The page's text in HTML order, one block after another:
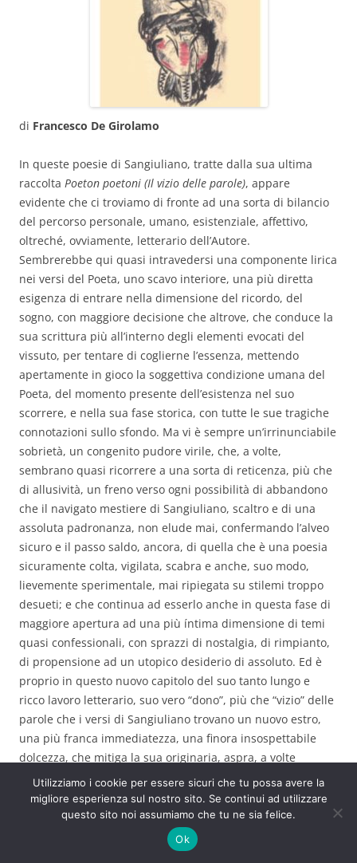
di Francesco De Girolamo
In queste poesie di Sangiuliano, tratte dalla sua ultima
raccolta Poeton poetoni (Il vizio delle parole), appare
evidente che ci troviamo di fronte ad una sorta di bilancio
del percorso personale, umano, esistenziale, affettivo,
oltreché, ovviamente, letterario dell’Autore.
Sembrerebbe qui quasi intravedersi una componente lirica
nei versi del Poeta, uno scavo interiore, una più diretta
esigenza di entrare nella dimensione del ricordo, del
sogno, con maggiore decisione che altrove, che conduce la
sua scrittura più all’interno degli elementi evocati del
vissuto, per tentare di coglierne l’essenza, mettendo
apertamente in gioco la soggettiva condizione umana del
Poeta, del momento presente dell’esistenza nel suo
scorrere, e nella sua fase storica, con tutte le sue tragiche
connotazioni sullo sfondo. Ma vi è sempre un’irrinunciabile
sobrietà, un congenito pudore virile, che, a volte,
sembrano quasi ricorrere a una sorta di reticenza, più che
di allusività, un freno verso ogni possibilità di abbandono
che il navigato mestiere di Sangiuliano, scaltro e di una
assoluta padronanza, non elude mai, confermando l’alveo
sicuro e il passo saldo, ancora, di quella che è una poesia
sicuramente colta, vigilata, scabra e anche, suo modo,
lievemente sperimentale, mai ripiegata su stilemi troppo
desueti; e che continua ad esserlo anche in questa fase di
maggiore apertura ad una più íntima dimensione di temi
quasi confessionali, con sprazzi di nostalgia, di rimpianto,
di propensione ad un utopico desiderio di assoluto. Ed è
proprio in questo nuovo capitolo del suo tanto lungo e
ricco lavoro letterario, suo vero “dono”, più che “vizio” delle
parole che i versi di Sangiuliano trovano un nuovo estro,
una più franca immediatezza, una finora insospettabile
dolcezza, che mitiga la sua originaria, aspra, a volte
caustica, ironia, gli scatti epigrammatici, saturnini,
sferzanti, pur di una ben nota, estrema, efficacia, che
hanno solitamente caratterizzato la sua poesia; scatti
presenti anche in queste pagine, ma in misura assai più
blanda e bonaria, quasi, nel tempo, offrendo il tardo frutto
Utilizziamo i cookie per essere sicuri che tu possa avere la
migliore esperienza sul nostro sito. Se continui ad utilizzare
questo sito noi assumiamo che tu ne sia felice.
Ok